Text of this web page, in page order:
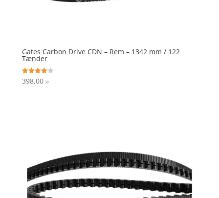
Gates Carbon Drive CDN – Rem – 1342 mm / 122
Tænder
Vurderet
4.1
398,00 kr.